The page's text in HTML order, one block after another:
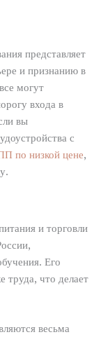
представляет
и признанию в
могут
входа в
вы
с
по низкой цене,
и торговли
Его
труда, что делает
весьма